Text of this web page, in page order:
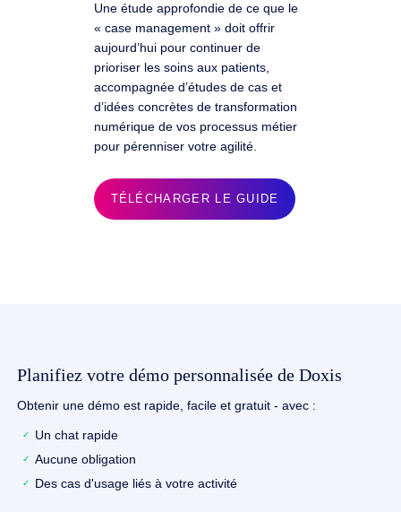
Une étude approfondie de ce que le
« case management » doit offrir
aujourd’hui pour continuer de
prioriser les soins aux patients,
accompagnée d’études de cas et
d’idées concrètes de transformation
numérique de vos processus métier
pour pérenniser votre agilité.
TÉLÉCHARGER LE GUIDE
Planifiez votre démo personnalisée de Doxis
Obtenir une démo est rapide, facile et gratuit - avec :
Un chat rapide
Aucune obligation
Des cas d'usage liés à votre activité